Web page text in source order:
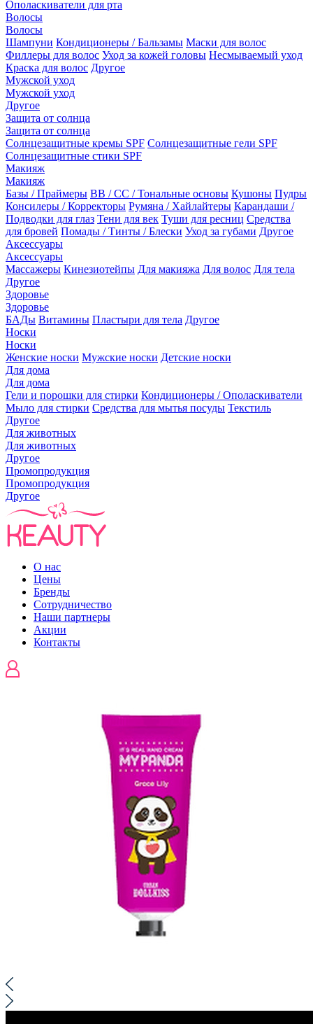
Ополаскиватели для рта
Волосы
Волосы
Шампуни Кондиционеры / Бальзамы Маски для волос
Филлеры для волос Уход за кожей головы Несмываемый уход
Краска для волос Другое
Мужской уход
Мужской уход
Другое
Защита от солнца
Защита от солнца
Солнцезащитные кремы SPF Солнцезащитные гели SPF
Солнцезащитные стики SPF
Макияж
Макияж
Базы / Праймеры BB / CC / Тональные основы Кушоны Пудры
Консилеры / Корректоры Румяна / Хайлайтеры Карандаши /
Подводки для глаз Тени для век Туши для ресниц Средства
для бровей Помады / Тинты / Блески Уход за губами Другое
Аксессуары
Аксессуары
Массажеры Кинезиотейпы Для макияжа Для волос Для тела
Другое
Здоровье
Здоровье
БАДы Витамины Пластыри для тела Другое
Носки
Носки
Женские носки Мужские носки Детские носки
Для дома
Для дома
Гели и порошки для стирки Кондиционеры / Ополаскиватели
Мыло для стирки Средства для мытья посуды Текстиль
Другое
Для животных
Для животных
Другое
Промопродукция
Промопродукция
Другое
О нас
Цены
Бренды
Сотрудничество
Наши партнеры
Акции
Контакты